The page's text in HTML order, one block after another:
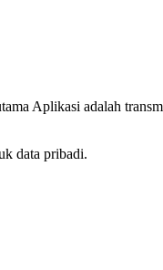
Aplikasi adalah
data pribadi.